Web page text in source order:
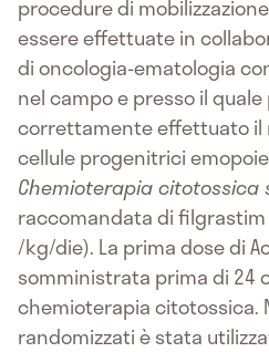
procedure di
essere effettuate in
di oncologia-ematologia
nel campo e presso il
correttamente effettuato il
cellule progenitrici
Chemioterapia
raccomandata di filgrastim
/kg/die). La prima dose di
somministrata prima di 24
chemioterapia citotossica.
randomizzati è stata